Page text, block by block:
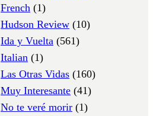
French (1)
Hudson Review (10)
Ida y Vuelta (561)
Italian (1)
Las Otras Vidas (160)
Muy Interesante (41)
No te veré morir (1)